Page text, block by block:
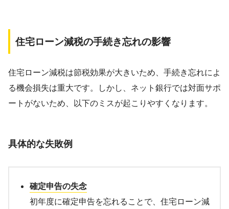
住宅ローン減税の手続き忘れの影響
住宅ローン減税は節税効果が大きいため、手続き忘れによ
る機会損失は重大です。しかし、ネット銀行では対面サポ
ートがないため、以下のミスが起こりやすくなります。
具体的な失敗例
確定申告の失念
初年度に確定申告を忘れることで、住宅ローン減